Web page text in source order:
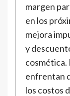
margen
en los
mejora
y
cosmética.
enfrentan
los costos